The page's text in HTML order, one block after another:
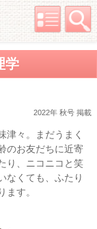
学
2022年 秋号 掲載
津々。まだうまく
のお友だちに近寄
り、ニコニコと笑
なくても、ふたり
ます。